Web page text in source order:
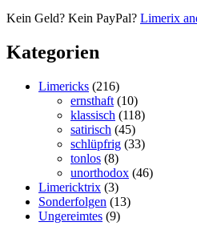
Kein Geld? Kein PayPal? Limerix
Kategorien
Limericks (216)
ernsthaft (10)
klassisch (118)
satirisch (45)
schlüpfrig (33)
tonlos (8)
unorthodox (46)
Limericktrix (3)
Sonderfolgen (13)
Ungereimtes (9)